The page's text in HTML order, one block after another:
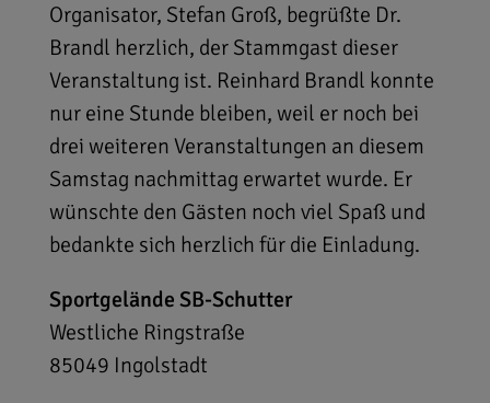
Organisator, Stefan Groß, begrüßte Dr.
Brandl herzlich, der Stammgast dieser
Veranstaltung ist. Reinhard Brandl konnte
nur eine Stunde bleiben, weil er noch bei
drei weiteren Veranstaltungen an diesem
Samstag nachmittag erwartet wurde. Er
wünschte den Gästen noch viel Spaß und
bedankte sich herzlich für die Einladung.
Sportgelände SB-Schutter
Westliche Ringstraße
85049 Ingolstadt